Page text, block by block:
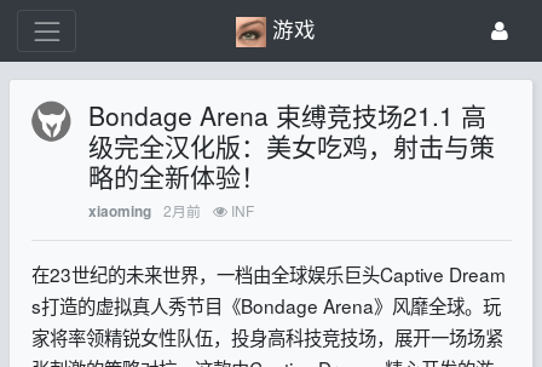
游戏
Bondage Arena 束缚竞技场21.1 高
级完全汉化版：美女吃鸡，射击与策
略的全新体验！
xiaoming 2月前 INF
在23世纪的未来世界，一档由全球娱乐巨头Captive Dream
s打造的虚拟真人秀节目《Bondage Arena》风靡全球。玩
家将率领精锐女性队伍，投身高科技竞技场，展开一场场紧